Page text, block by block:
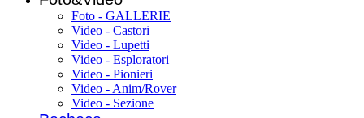
Foto - GALLERIE
Video - Castori
Video - Lupetti
Video - Esploratori
Video - Pionieri
Video - Anim/Rover
Video - Sezione